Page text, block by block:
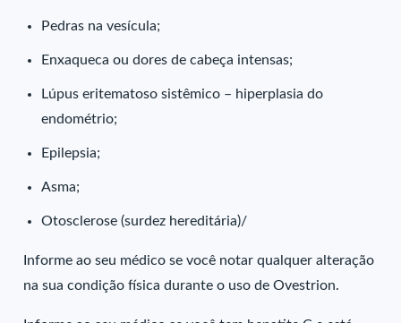
Pedras na vesícula;
Enxaqueca ou dores de cabeça intensas;
Lúpus eritematoso sistêmico – hiperplasia do
endométrio;
Epilepsia;
Asma;
Otosclerose (surdez hereditária)/
Informe ao seu médico se você notar qualquer alteração
na sua condição física durante o uso de Ovestrion.